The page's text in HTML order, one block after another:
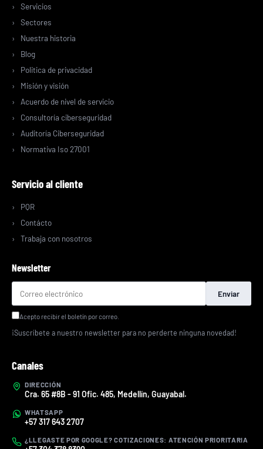
Servicios
Sectores
Nuestra historia
Blog
Politica de privacidad
Misión y visión
Acuerdo de nivel de servicio
Consultoría ciberseguridad
Auditoría Ciberseguridad
Normativa Iso 27001
Servicio al cliente
PQR
Contácto
Trabaja con nosotros
Newsletter
Enviar
Acepto recibir el boletín por correo.
¡Suscríbete a nuestro newsletter para no perderte ninguna novedad!
Canales
DIRECCIÓN
Cra. 65 #8B - 91 Ofic. 485, Medellín, Guayabal.
WHATSAPP
+57 317 643 2707
¿LLEGASTE POR GOOGLE? COTIZACIONES: ATENCIÓN PRIORITARIA